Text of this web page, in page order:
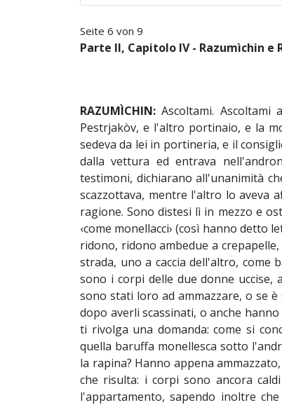
Seite 6 von 9
Parte II, Capitolo IV - Razumìchin e
RAZUMÌCHIN:Ascoltami.
Pestrjakòv, e l'altro portinaio, e la
sedeva da lei in portineria, e il
dalla vettura ed entrava
testimoni, dichiarano all'unanimità
scazzottava, mentre l'altro lo aveva
ragione. Sono distesi lì in mezzo e
‹come monellacci› (così hanno detto
ridono, ridono ambedue a
strada, uno a caccia dell'altro, come
sono i corpi delle due donne uccise,
sono stati loro ad ammazzare, o se
dopo averli scassinati, o anche
ti rivolga una domanda: come si
quella baruffa monellesca sotto
la rapina? Hanno appena
che risulta: i corpi sono ancora
l'appartamento, sapendo inoltre